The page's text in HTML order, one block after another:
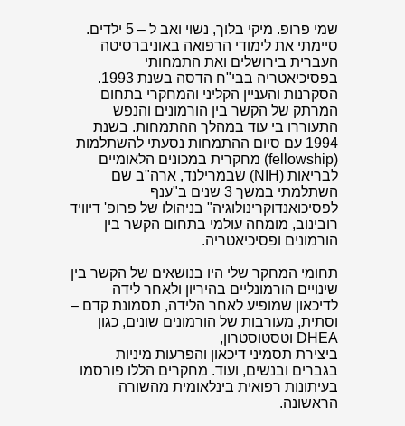
שמי פרופ. מיקי בלוך, נשוי ואב ל – 5 ילדים.
סיימתי את לימודי הרפואה באוניברסיטה
העברית בירושלים ואת התמחותי
בפסיכיאטריה בבי"ח הדסה בשנת 1993.
הסקרנות והעניין הקליני והמחקרי בתחום
המרתק של הקשר בין הורמונים והנפש
התעוררו בי עוד במהלך ההתמחות. בשנת
1994 עם סיום ההתמחות נסעתי להשתלמות
(fellowship) מחקרית במכונים הלאומיים
לבריאות (NIH) שבמרילנד, ארה"ב שם
השתלמתי במשך 3 שנים ב"ענף
לפסיכואנדוקרינולוגיה" בניהולו של פרופ' דיוויד
רובינוב, מומחה עולמי בתחום הקשר בין
הורמונים ופסיכיאטריה.
תחומי המחקר שלי היו בנושאים של הקשר בין
שינויים הורמונליים בהיריון ולאחר לידה
לדיכאון שמופיע לאחר הלידה, תסמונת קדם –
וסתית, מעורבות של הורמונים שונים, כגון
DHEA וטסטוסטרון,
ביצירת תסמיני דיכאון והפרעות מיניות
בגברים ובנשים, ועוד. מחקרים הללו פורסמו
בעיתונות רפואית בינלאומית מהשורה
הראשונה.